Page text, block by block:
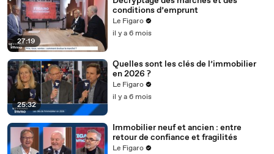
27:19
conditions d’emprunt
Le Figaro
il y a 6 mois
25:32
Quelles sont les clés de l’immobilier
en 2026 ?
Le Figaro
il y a 6 mois
Immobilier neuf et ancien : entre
retour de confiance et fragilités
Le Figaro